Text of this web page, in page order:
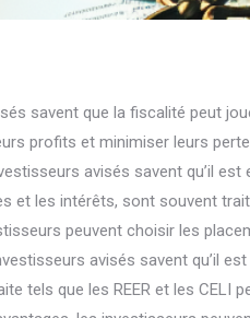
savent que la fiscalité peut
profits et minimiser leurs
avisés savent qu’il
et les intérêts, sont souvent
peuvent choisir les
avisés savent qu’il
tels que les REER et les